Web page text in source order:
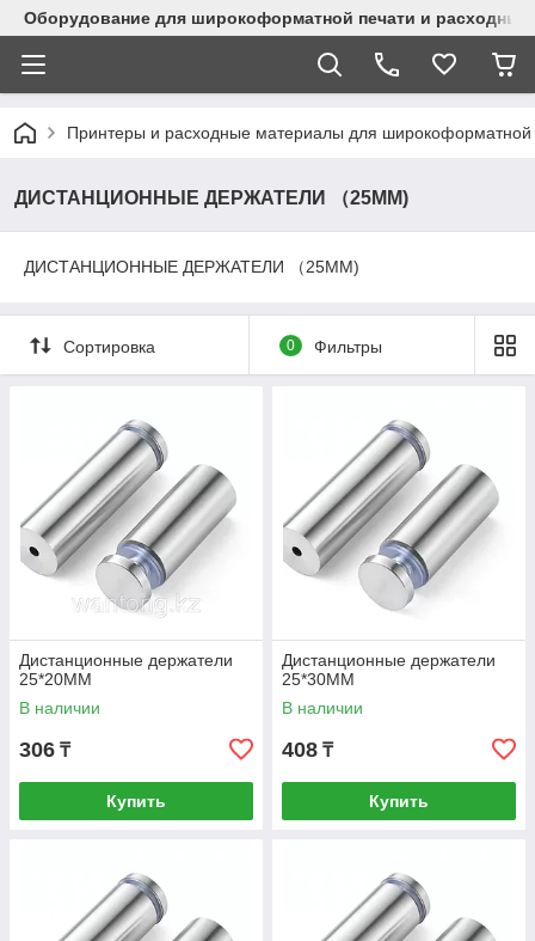
Оборудование для широкоформатной печати и
Принтеры и расходные материалы для широкоформатной
ДИСТАНЦИОННЫЕ ДЕРЖАТЕЛИ （25MM)
ДИСТАНЦИОННЫЕ ДЕРЖАТЕЛИ （25MM)
Сортировка 0 Фильтры
Дистанционные держатели
25*20MM
В наличии
306 ₸
Купить
Дистанционные держатели
25*30MM
В наличии
408 ₸
Купить